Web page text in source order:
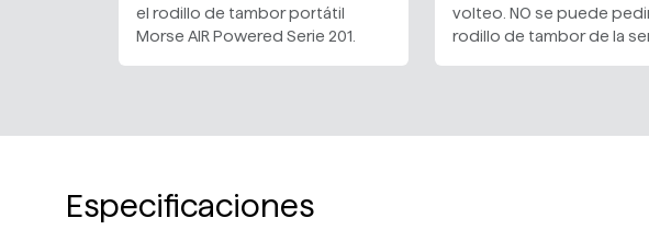
el rodillo de tambor portátil
Morse AIR Powered Serie 201.
volteo. NO se puede
rodillo de tambor de la
Especificaciones